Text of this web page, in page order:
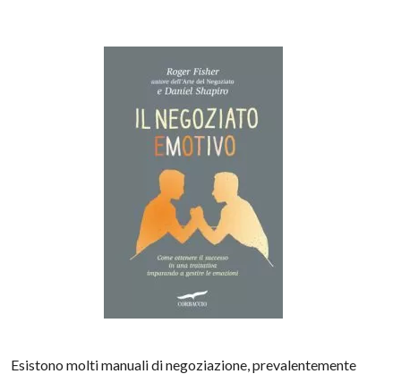
Esistono molti manuali di negoziazione, prevalentemente